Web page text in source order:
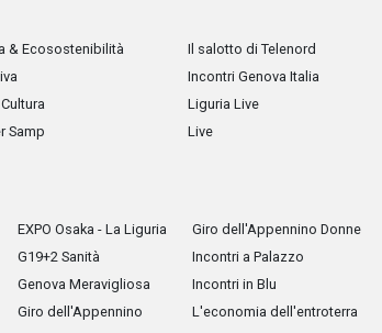
& Ecosostenibilità
Samp
Il salotto di Telenord
Incontri Genova Italia
Liguria Live
Live
EXPO Osaka - La Liguria
G19+2 Sanità
Genova Meravigliosa
Giro dell'Appennino
Giro dell'Appennino Donne
Incontri a Palazzo
Incontri in Blu
L'economia dell'entroterra